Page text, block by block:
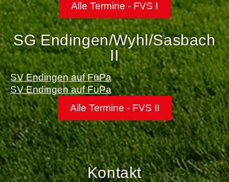
Alle Termine - FVS I
SG Endingen/Wyhl/Sasbach
II
SV Endingen auf FuPa
SV Endingen auf FuPa
Alle Termine - FVS II
Kontakt